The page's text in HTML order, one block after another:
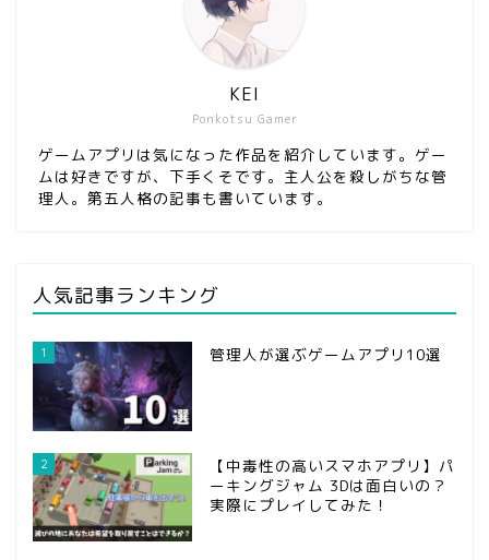
Ponkotsu Gamer
KEI
ゲームアプリは気になった作品を紹介しています。ゲー
ムは好きですが、下手くそです。主人公を殺しがちな管
理人。第五人格の記事も書いています。
人気記事ランキング
1 管理人が選ぶゲームアプリ10選
2
【中毒性の高いスマホアプリ】パ
ーキングジャム 3Dは面白いの？
実際にプレイしてみた！